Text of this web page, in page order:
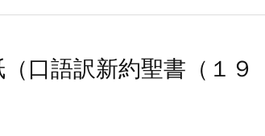
口語訳新約聖書（１９